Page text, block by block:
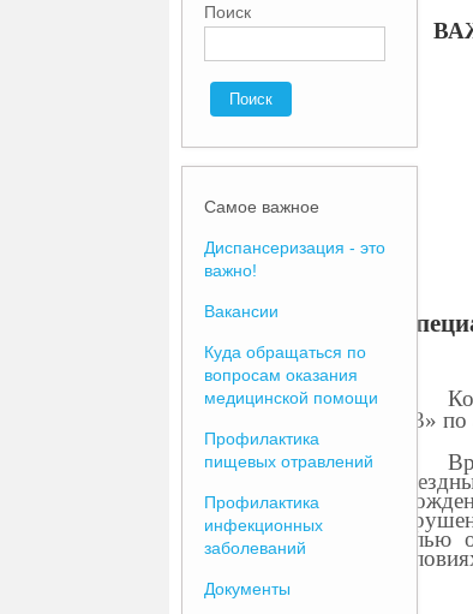
№3» по
целью
Поиск
Самое важное
Диспансеризация - это
важно!
Вакансии
Куда обращаться по
вопросам оказания
медицинской помощи
Профилактика
пищевых отравлений
Профилактика
инфекционных
заболеваний
Документы